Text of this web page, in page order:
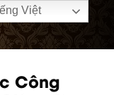
Công
Việt